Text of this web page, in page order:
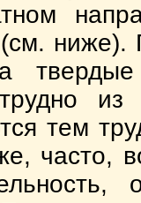
из
тем
часто,